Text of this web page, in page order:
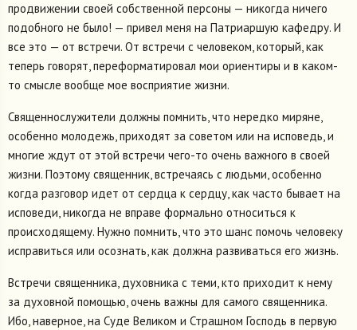
продвижении своей собственной персоны — никогда ничего
подобного не было! — привел меня на Патриаршую кафедру. И
все это — от встречи. От встречи с человеком, который, как
теперь говорят, переформатировал мои ориентиры и в каком-
то смысле вообще мое восприятие жизни.
Священнослужители должны помнить, что нередко миряне,
особенно молодежь, приходят за советом или на исповедь, и
многие ждут от этой встречи чего-то очень важного в своей
жизни. Поэтому священник, встречаясь с людьми, особенно
когда разговор идет от сердца к сердцу, как часто бывает на
исповеди, никогда не вправе формально относиться к
происходящему. Нужно помнить, что это шанс помочь человеку
исправиться или осознать, как должна развиваться его жизнь.
Встречи священника, духовника с теми, кто приходит к нему
за духовной помощью, очень важны для самого священника.
Ибо, наверное, на Суде Великом и Страшном Господь в первую